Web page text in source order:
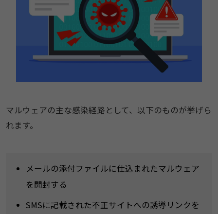
マルウェアの主な感染経路として、以下のものが挙げら
れます。
メールの添付ファイルに仕込まれたマルウェア
を開封する
SMSに記載された不正サイトへの誘導リンクを